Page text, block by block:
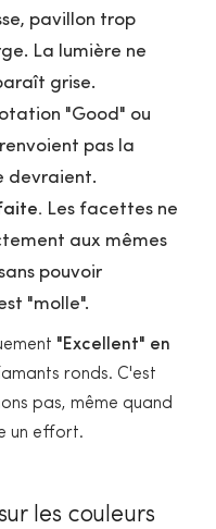
pavillon trop
La lumière ne
grise.
"Good" ou
pas la
devraient.
Les facettes ne
aux mêmes
pouvoir
"molle".
"Excellent" en
ronds. C'est
pas, même quand
un effort.
les couleurs